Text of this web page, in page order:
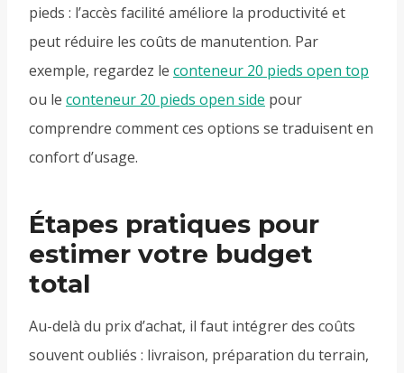
pieds : l’accès facilité améliore la productivité et
peut réduire les coûts de manutention. Par
exemple, regardez le conteneur 20 pieds open top
ou le conteneur 20 pieds open side pour
comprendre comment ces options se traduisent en
confort d’usage.
Étapes pratiques pour
estimer votre budget
total
Au-delà du prix d’achat, il faut intégrer des coûts
souvent oubliés : livraison, préparation du terrain,